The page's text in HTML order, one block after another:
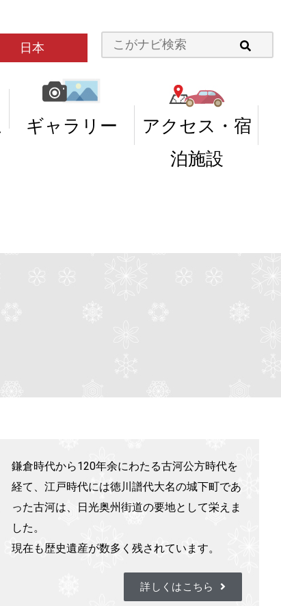
日本
ギャラリー
アクセス・宿
泊施設
鎌倉時代から120年余にわたる古河公方時代を
経て、江戸時代には徳川譜代大名の城下町であ
った古河は、日光奥州街道の要地として栄えま
した。
現在も歴史遺産が数多く残されています。
詳しくはこちら